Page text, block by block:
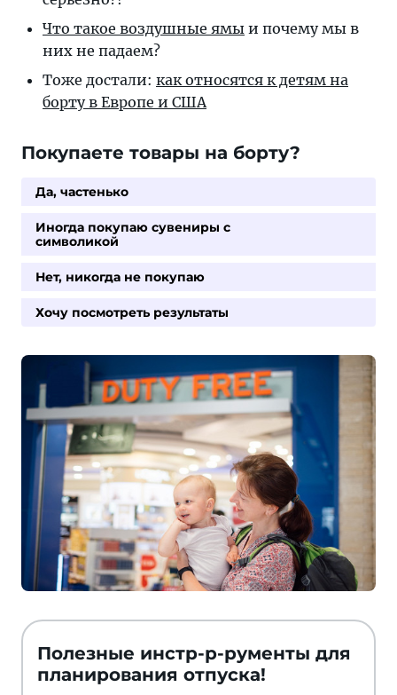
Что такое воздушные ямы и почему мы в
них не падаем?
Тоже достали: как относятся к детям на
борту в Европе и США
Покупаете товары на борту?
Да, частенько
Иногда покупаю сувениры с
символикой
Нет, никогда не покупаю
Хочу посмотреть результаты
Полезные инстр-р-рументы для
планирования отпуска!